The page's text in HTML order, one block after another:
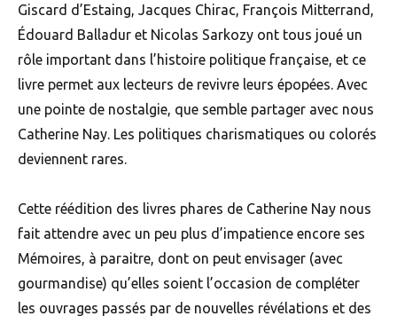
Giscard d’Estaing, Jacques Chirac, François Mitterrand,
Édouard Balladur et Nicolas Sarkozy ont tous joué un
rôle important dans l’histoire politique française, et ce
livre permet aux lecteurs de revivre leurs épopées. Avec
une pointe de nostalgie, que semble partager avec nous
Catherine Nay. Les politiques charismatiques ou colorés
deviennent rares.
Cette réédition des livres phares de Catherine Nay nous
fait attendre avec un peu plus d’impatience encore ses
Mémoires, à paraitre, dont on peut envisager (avec
gourmandise) qu’elles soient l’occasion de compléter
les ouvrages passés par de nouvelles révélations et des